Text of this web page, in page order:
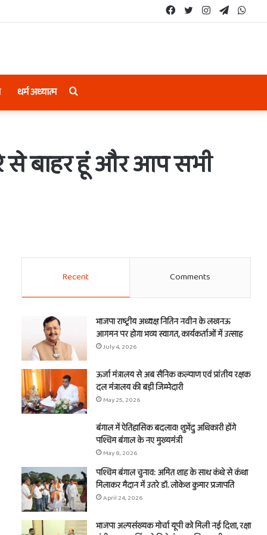
Telegram
Instagram
Twitter
Facebook
धर्म अध्यात्म Search
से बाहर हूं और आप सभी
Recent Comments
भाजपा राष्ट्रीय अध्यक्ष नितिन नवीन के लखनऊ
आगमन पर होगा भव्य स्वागत, कार्यकर्ताओं में उत्साह
July 4, 2026
ऊर्जा मंत्रालय से अब सैनिक कल्याण एवं प्रांतीय रक्षक
दल मंत्रालय की बड़ी जिम्मेदारी
May 25, 2026
बंगाल में ऐतिहासिक बदलाव! शुभेंदु अधिकारी होंगे
पश्चिम बंगाल के नए मुख्यमंत्री
May 8, 2026
पश्चिम बंगाल चुनाव: अमित शाह के साथ कंधे से कंधा
मिलाकर मैदान में उतरे डॉ. लोकेश कुमार प्रजापति
April 24, 2026
भाजपा अल्पसंख्यक मोर्चा यूपी को मिली नई दिशा, रक्षा